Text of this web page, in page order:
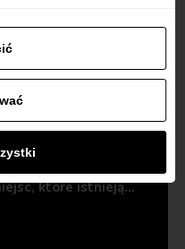
Harry’ego Pottera:
które istnieją…